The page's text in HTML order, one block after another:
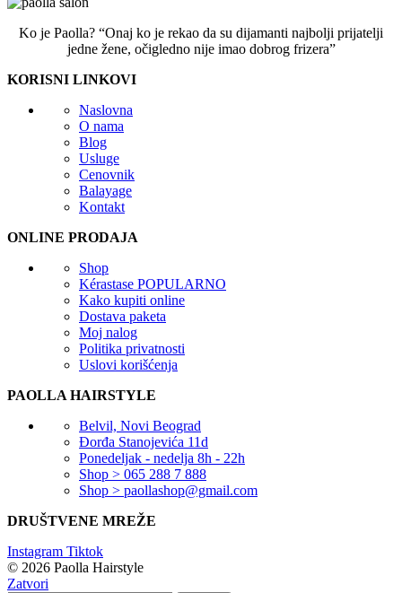
Ko je Paolla? “Onaj ko je rekao da su dijamanti najbolji prijatelji
jedne žene, očigledno nije imao dobrog frizera”
KORISNI LINKOVI
Naslovna
O nama
Blog
Usluge
Cenovnik
Balayage
Kontakt
ONLINE PRODAJA
Shop
Kérastase POPULARNO
Kako kupiti online
Dostava paketa
Moj nalog
Politika privatnosti
Uslovi korišćenja
PAOLLA HAIRSTYLE
Belvil, Novi Beograd
Đorđa Stanojevića 11d
Ponedeljak - nedelja 8h - 22h
Shop > 065 288 7 888
Shop > paollashop@gmail.com
DRUŠTVENE MREŽE
Instagram Tiktok
© 2026 Paolla Hairstyle
Zatvori